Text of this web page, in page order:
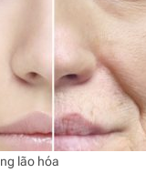
lão hóa